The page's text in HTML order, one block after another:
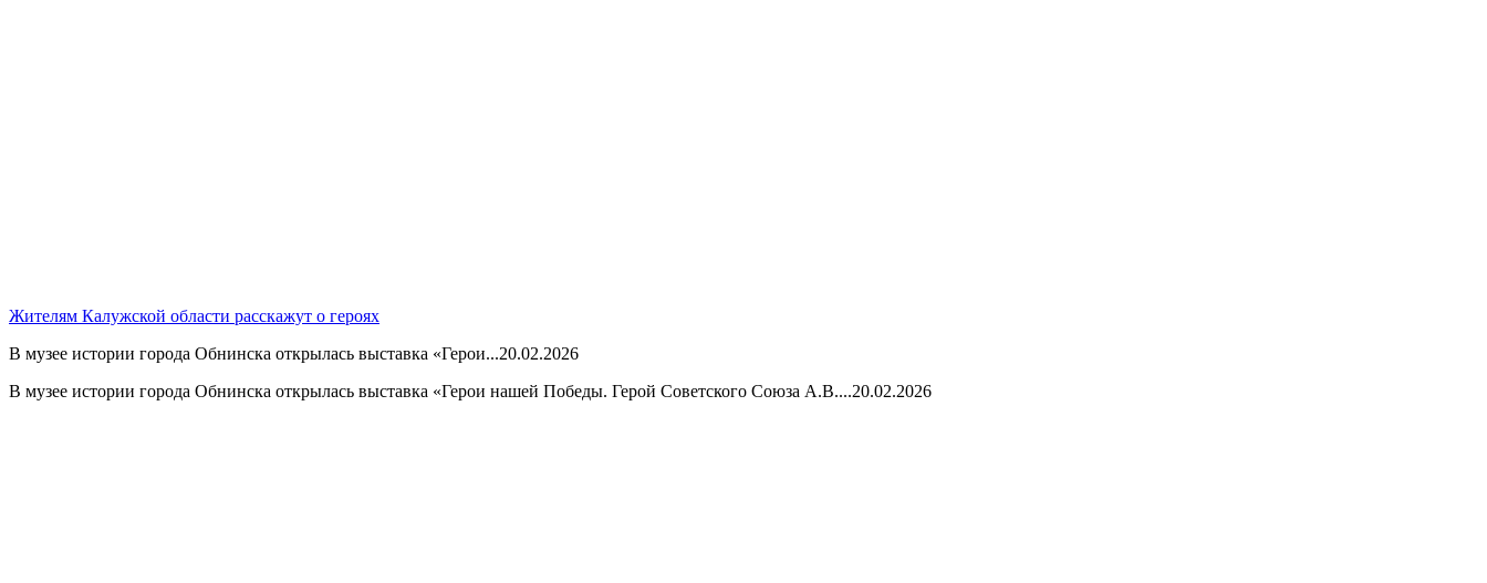
Жителям Калужской области расскажут о героях
В музее истории города Обнинска открылась выставка «Герои...20.02.2026
В музее истории города Обнинска открылась выставка «Герои нашей Победы. Герой Советского Союза А.В....20.02.2026